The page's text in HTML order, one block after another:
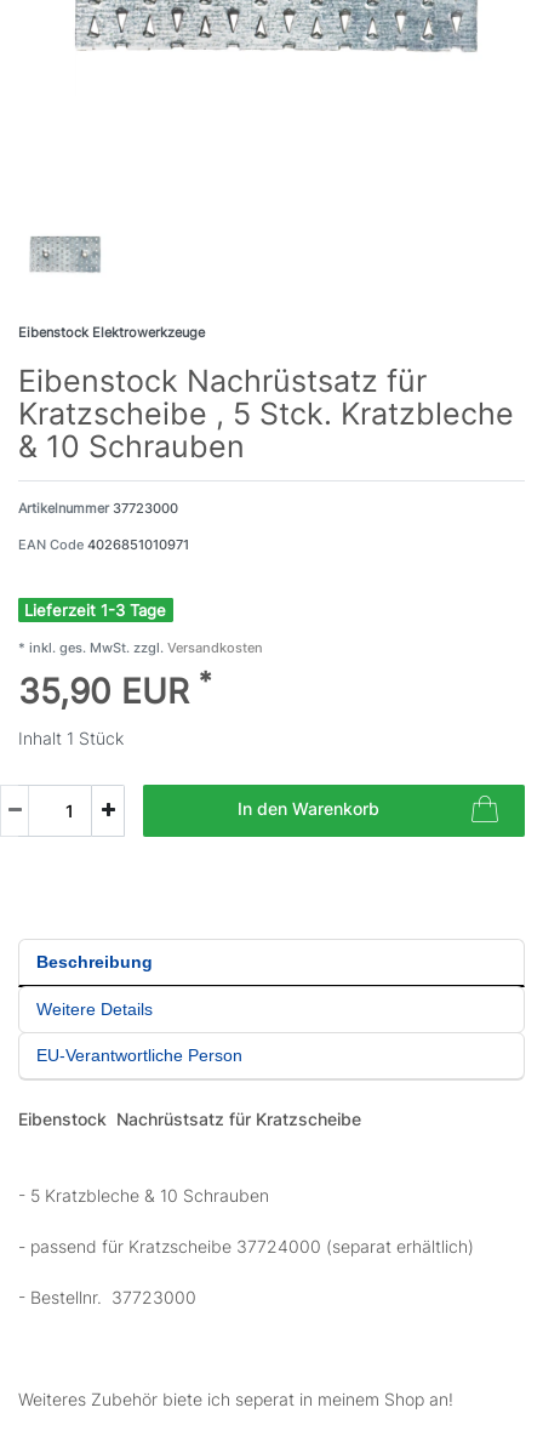
Eibenstock Elektrowerkzeuge
Eibenstock Nachrüstsatz für
Kratzscheibe , 5 Stck. Kratzbleche
& 10 Schrauben
Artikelnummer 37723000
EAN Code 4026851010971
Lieferzeit 1-3 Tage
* inkl. ges. MwSt. zzgl. Versandkosten
35,90 EUR *
Inhalt 1 Stück
In den Warenkorb
Beschreibung
Weitere Details
EU-Verantwortliche Person
Eibenstock Nachrüstsatz für Kratzscheibe
- 5 Kratzbleche & 10 Schrauben
- passend für Kratzscheibe 37724000 (separat erhältlich)
- Bestellnr. 37723000
Weiteres Zubehör biete ich seperat in meinem Shop an!